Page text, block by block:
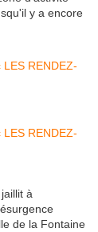
y a encore
à
de la Fontaine